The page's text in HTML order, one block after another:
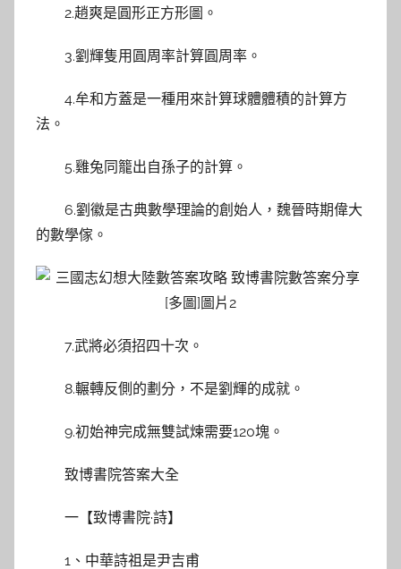
2.趙爽是圓形正方形圖。
3.劉輝隻用圓周率計算圓周率。
4.牟和方蓋是一種用來計算球體體積的計算方
法。
5.雞兔同籠出自孫子的計算。
6.劉徽是古典數學理論的創始人，魏晉時期偉大
的數學傢。
7.武將必須招四十次。
8.輾轉反側的劃分，不是劉輝的成就。
9.初始神完成無雙試煉需要120塊。
致博書院答案大全
一【致博書院·詩】
1、中華詩祖是尹吉甫